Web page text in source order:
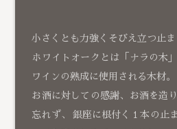
小さくとも力強くそびえ立つ止ま
ホワイトオークとは「ナラの木
ワインの熟成に使用される木材。
お酒に対しての感謝、お酒を造
忘れず、 銀座に根付く１本の止